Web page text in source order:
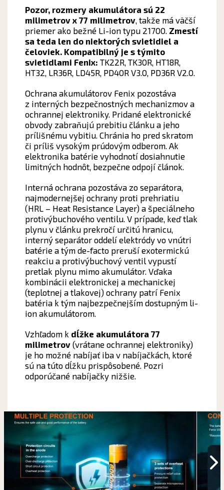
Pozor,rozmery akumulátora sú 22
milimetrov x 77 milimetrov, takže má väčší
priemer ako bežné Li-ion typu 21700. Zmestí
sa teda len do niektorých svietidiel a
čeloviek. Kompatibilný je s týmito
svietidlami Fenix: TK22R, TK30R, HT18R,
HT32, LR36R, LD45R, PD40R V3.0, PD36R V2.0.
Ochrana akumulátorov Fenix pozostáva
z interných bezpečnostných mechanizmov a
ochrannej elektroniky. Pridané elektronické
obvody zabraňujú prebitiu článku a jeho
prílišnému vybitiu. Chránia ho pred skratom
či príliš vysokým prúdovým odberom. Ak
elektronika batérie vyhodnotí dosiahnutie
limitných hodnôt, bezpečne odpojí článok.
Interná ochrana pozostáva zo separátora,
najmodernejšej ochrany proti prehriatiu
(HRL – Heat Resistance Layer) a špeciálneho
protivýbuchového ventilu. V prípade, keď tlak
plynu v článku prekročí určitú hranicu,
interný separátor oddelí elektródy vo vnútri
batérie a tým de-facto preruší exotermickú
reakciu a protivýbuchový ventil vypustí
pretlak plynu mimo akumulátor. Vďaka
kombinácii elektronickej a mechanickej
(teplotnej a tlakovej) ochrany patrí Fenix
batéria k tým najbezpečnejším dostupným li-
ion akumulátorom.
Vzhľadom k dĺžke akumulátora 77
milimetrov(vrátane ochrannej elektroniky)
je ho možné nabíjať iba v nabíjačkách, ktoré
sú na túto dĺžku prispôsobené. Pozri
odporúčané nabíjačky nižšie.